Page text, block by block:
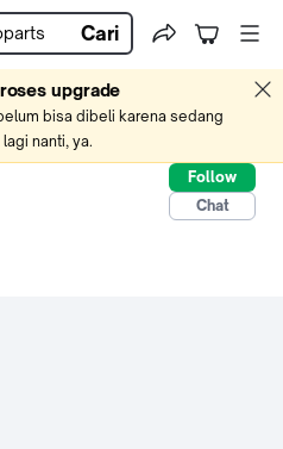
Cari
upgrade
bisa dibeli karena sedang
nanti, ya.
Follow
Chat